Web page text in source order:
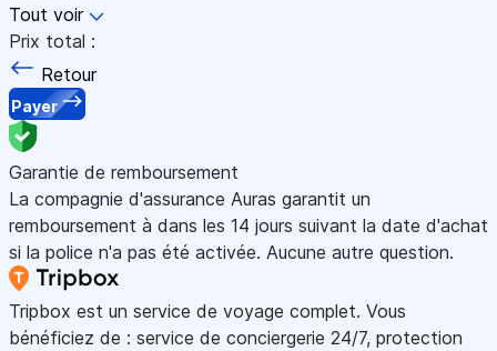
Tout voir
Prix total :
Retour
Payer
Garantie de remboursement
La compagnie d'assurance Auras garantit un
remboursement à dans les 14 jours suivant la date d'achat
si la police n'a pas été activée. Aucune autre question.
Tripbox est un service de voyage complet. Vous
bénéficiez de : service de conciergerie 24/7, protection